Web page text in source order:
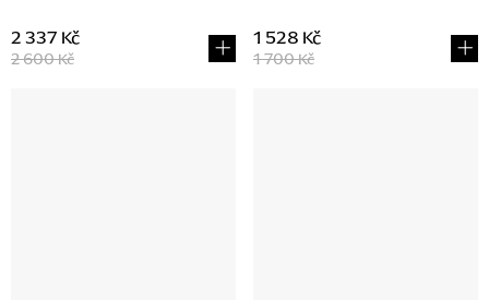
2 600 Kč
2 337 Kč
1 700 Kč
1 528 Kč